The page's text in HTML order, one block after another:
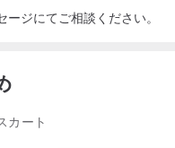
ジにてご相談ください。
カート